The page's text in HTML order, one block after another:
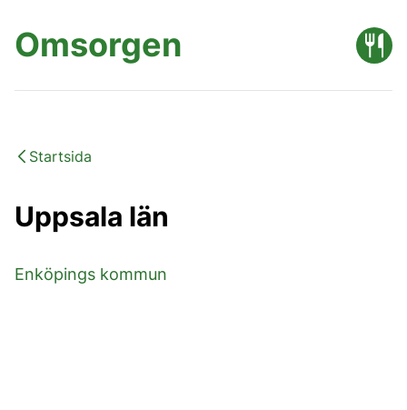
Omsorgen
Startsida
Uppsala län
Enköpings kommun